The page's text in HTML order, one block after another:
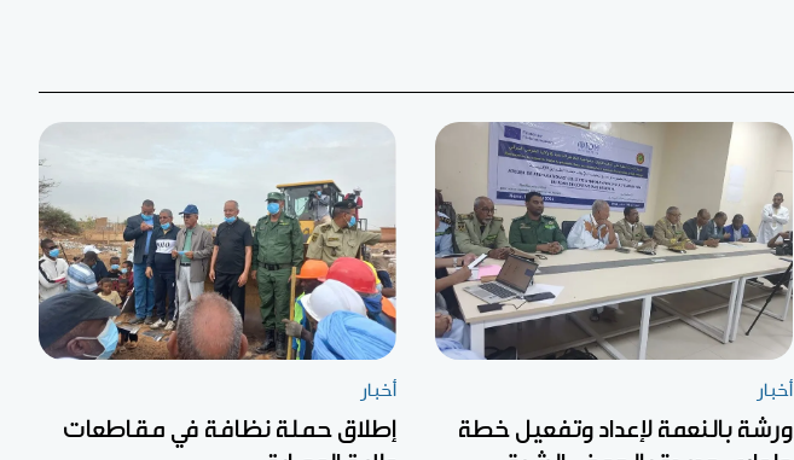
أخبار
ورشة بالنعمة لإعداد وتفعيل خطة
أخبار
إطلاق حملة نظافة في مقاطعات